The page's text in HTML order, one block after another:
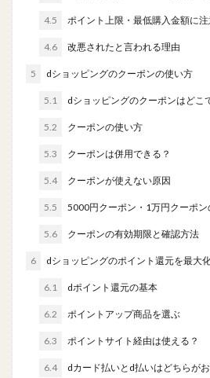
4.5 ポイント上限・最低購入金額に
4.6 改悪されたと言われる理由
5 dショッピングのクーポンの使い方
5.1 dショッピングのクーポンはどこ
5.2 クーポンの使い方
5.3 クーポンは併用できる？
5.4 クーポンが使えない原因
5.5 5000円クーポン・1万円クーポン
5.6 クーポンの有効期限と確認方法
6 dショッピングのポイント還元を最大
6.1 dポイント還元の基本
6.2 ポイントアップ商品を選ぶ
6.3 ポイントサイト経由は使える？
6.4 dカード払いとd払いはどちらがお